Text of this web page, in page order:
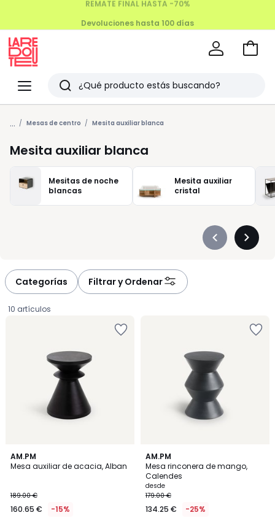
Menu
Redoute
Buscar
Últimos
artículos
vistos
Ir
... Mesas de centro Mesita auxiliar blanca
Mesita auxiliar blanca
Mesitas de noche
blancas
Mesita auxiliar
cristal
Précédent
Categorías Filtrar y Ordenar
10 artículos
AM.PM
Mesa auxiliar de acacia, Alban
€
en
189.00 €
160.65 € -15%
4,5
/ 5
2
Colores
AM.PM
Mesa rinconera de mango,
Calendes
desde
179.00 €
134.25 € -25%
4,2
/ 5
4
Colores